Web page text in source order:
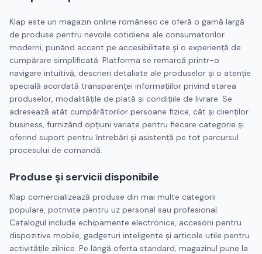
Klap este un magazin online românesc ce oferă o gamă largă
de produse pentru nevoile cotidiene ale consumatorilor
moderni, punând accent pe accesibilitate și o experiență de
cumpărare simplificată. Platforma se remarcă printr-o
navigare intuitivă, descrieri detaliate ale produselor și o atenție
specială acordată transparenței informațiilor privind starea
produselor, modalitățile de plată și condițiile de livrare. Se
adresează atât cumpărătorilor persoane fizice, cât și clienților
business, furnizând opțiuni variate pentru fiecare categorie și
oferind suport pentru întrebări și asistență pe tot parcursul
procesului de comandă.
Produse și servicii disponibile
Klap comercializează produse din mai multe categorii
populare, potrivite pentru uz personal sau profesional.
Catalogul include echipamente electronice, accesorii pentru
dispozitive mobile, gadgeturi inteligente și articole utile pentru
activitățile zilnice. Pe lângă oferta standard, magazinul pune la